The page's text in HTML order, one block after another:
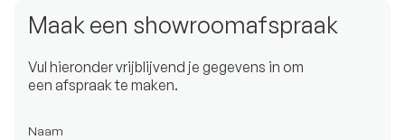
Maak een showroomafspraak
Vul hieronder vrijblijvend je gegevens in om
een afspraak te maken.
Naam